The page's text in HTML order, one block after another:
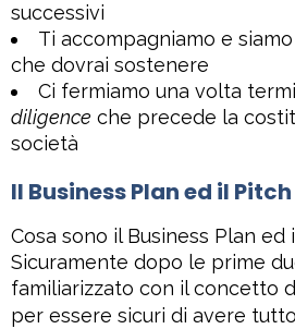
successivi
Ti accompagniamo e
che dovrai sostenere
Ci fermiamo una volta
diligence che precede la
società
Il Business Plan ed il Pitch
Cosa sono il Business Plan ed
Sicuramente dopo le prime
familiarizzato con il concetto
per essere sicuri di avere